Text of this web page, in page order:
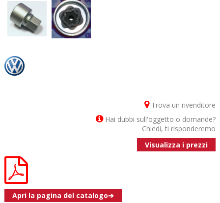
Trova un rivenditore
Hai dubbi sull'oggetto o domande?
Chiedi, ti risponderemo
Visualizza i prezzi
Apri la pagina del catalogo➔